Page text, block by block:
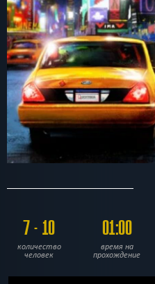
7 - 10
количество
человек
01:00
время на
прохождение